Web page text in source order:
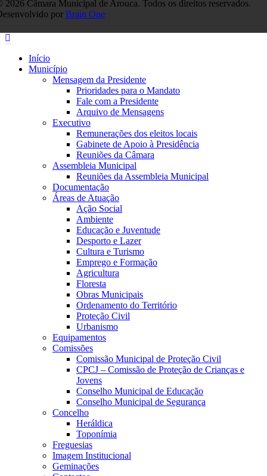
2026 Câmara Municipal de Arouca. Todos os direitos reservados.
por Brain One
Início
Município
Mensagem da Presidente
Prioridades para o Mandato
Fale com a Presidente
Arquivo de Mensagens
Executivo
Remunerações dos eleitos locais
Gabinete de Apoio à Presidência
Reuniões da Câmara
Assembleia Municipal
Reuniões da Assembleia Municipal
Documentação
Áreas de Atuação
Ação Social
Ambiente
Educação e Juventude
Desporto e Lazer
Cultura e Turismo
Emprego e Formação
Agricultura
Floresta
Obras Municipais
Ordenamento do Território
Proteção Civil
Urbanismo
Equipamentos
Comissões
Comissão Municipal de Proteção Civil
CPCJ – Comissão de Proteção de Crianças e
Jovens
Conselho Municipal de Educação
Conselho Municipal de Segurança
Concelho
Heráldica
Toponímia
Freguesias
Imagem Institucional
Geminações